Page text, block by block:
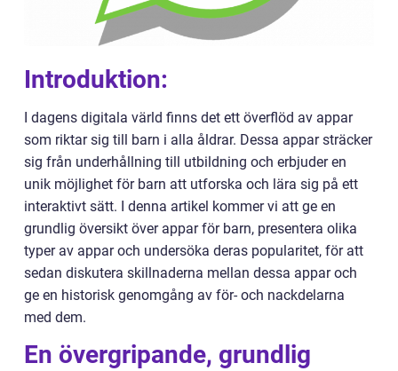
Introduktion:
I dagens digitala värld finns det ett överflöd av appar
som riktar sig till barn i alla åldrar. Dessa appar sträcker
sig från underhållning till utbildning och erbjuder en
unik möjlighet för barn att utforska och lära sig på ett
interaktivt sätt. I denna artikel kommer vi att ge en
grundlig översikt över appar för barn, presentera olika
typer av appar och undersöka deras popularitet, för att
sedan diskutera skillnaderna mellan dessa appar och
ge en historisk genomgång av för- och nackdelarna
med dem.
En övergripande, grundlig